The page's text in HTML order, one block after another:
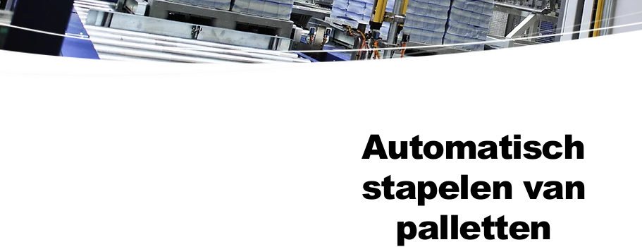
Automatisch
stapelen van
palletten